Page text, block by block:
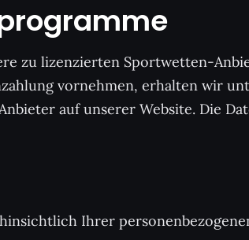
zu lizenzierten Sportwetten-
vornehmen, erhalten wir
auf unserer Website. Die
Ihrer